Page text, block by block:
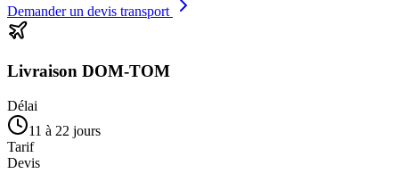
Demander un devis transport
Livraison DOM-TOM
Délai
11 à 22 jours
Tarif
Devis